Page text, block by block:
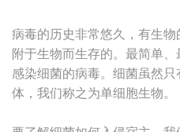
病毒的历史非常悠久，有生
附于生物而生存的。最简单
感染细菌的病毒。细菌虽然
体，我们称之为单细胞生物。